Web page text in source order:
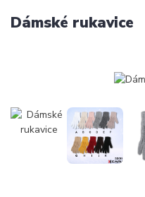
Dámské rukavice